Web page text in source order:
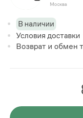
Москва
В наличии
Условия доставки
Возврат и обмен